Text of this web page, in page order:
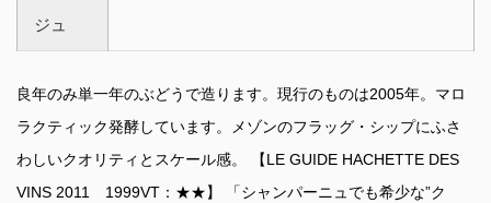
ジュ
良年のみ単一年のぶどうで造ります。現行のものは2005年。マロ
ラクティック発酵しています。メゾンのフラッグ・シップにふさ
わしいクオリティとスケール感。 【LE GUIDE HACHETTE DES
VINS 2011 1999VT：★★】 「シャンパーニュでも希少な”ク